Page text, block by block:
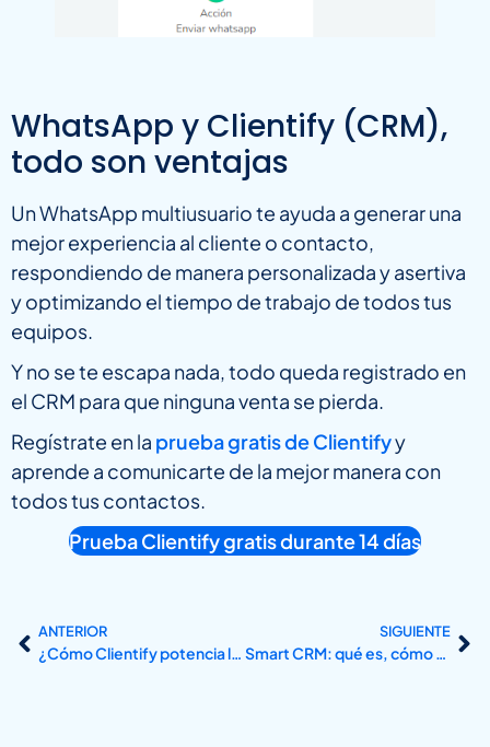
WhatsApp y Clientify (CRM),
todo son ventajas
Un WhatsApp multiusuario te ayuda a generar una
mejor experiencia al cliente o contacto,
respondiendo de manera personalizada y asertiva
y optimizando el tiempo de trabajo de todos tus
equipos.
Y no se te escapa nada, todo queda registrado en
el CRM para que ninguna venta se pierda.
Regístrate en la prueba gratis de Clientifyy
aprende a comunicarte de la mejor manera con
todos tus contactos.
Prueba Clientify gratis durante 14 días
ANTERIOR
¿Cómo Clientify potencia la planeación estratégica?
SIGUIENTE
Smart CRM: qué es, cómo funciona y cómo implementarlo